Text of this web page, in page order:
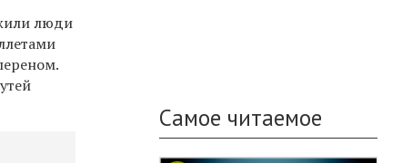
люди
Самое читаемое